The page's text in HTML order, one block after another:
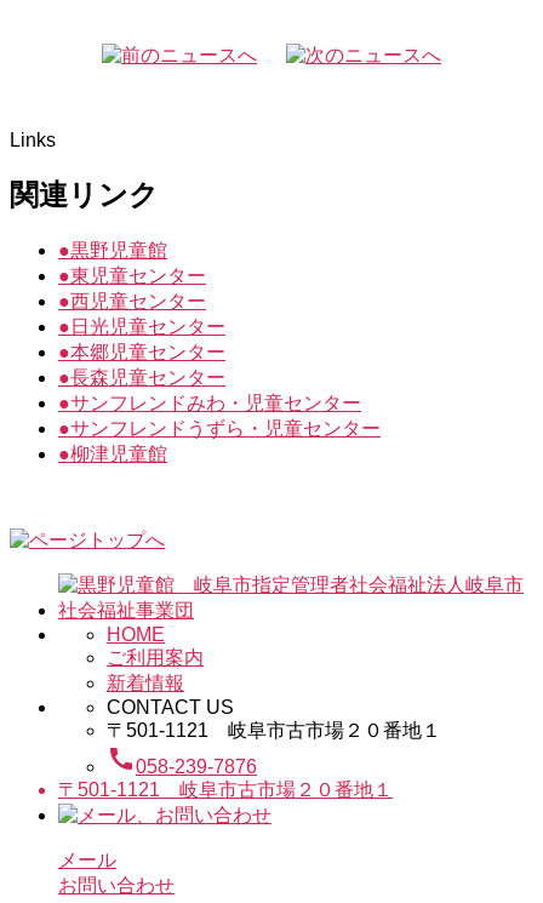
Links
関連リンク
●黒野児童館
●東児童センター
●西児童センター
● 日光児童センター
●本郷児童センター
●長森児童センター
●サンフレンドみわ・児童センター
●サンフレンドうずら・児童センター
●柳津児童館
HOME
ご利用案内
新着情報
CONTACT US
〒501-1121 岐阜市古市場２０番地１
call058-239-7876
〒501-1121 岐阜市古市場２０番地１
メール
お問い合わせ